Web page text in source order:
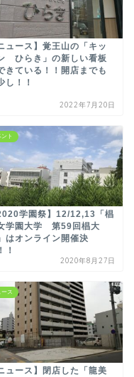
ュース】覚王山の「キッ
ひらき」の新しい看板
きている！！開店までも
し！！
2022年7月20日
ント
学園祭】12/12,13「椙
学園大学 第59回椙大
はオンライン開催決
！
2020年8月27日
ース
ュース】閉店した「龍美